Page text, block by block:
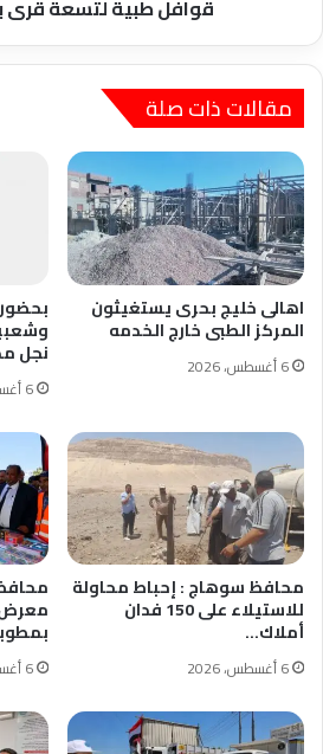
بمركز
قوافل طبية لتسعة قرى
مقالات ذات صلة
اهالى خليج بحرى يستغيثون
المركز الطبى خارج الخدمه
6 أغسطس، 2026 نجل
6 أغسطس، 2026
محافظ سوهاج : إحباط محاولة
للاستيلاء على 150 فدان
أملاك…
6 أغسطس، 2026 6 أغسطس، 2026